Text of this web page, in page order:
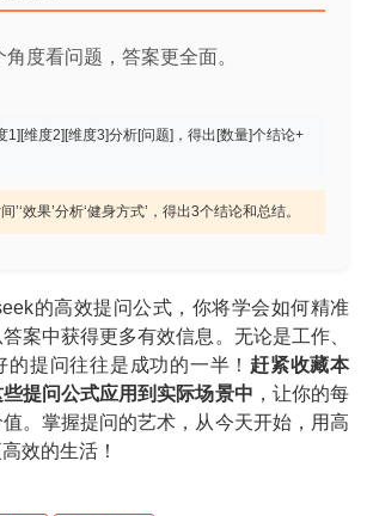
角度看问题，答案更全面。
1][维度2][维度3]分析[问题]，得出[数量]个结论+
’‘效果’分析‘健身方式’，得出3个结论和总结。
的高效提问公式，你将学会如何精准
案中获得更多有效信息。无论是工作、
提问往往是成功的一半！ 赶紧收藏本
提问公式应用到实际场景中 ，让你的每
。掌握提问的艺术，从今天开始，用高
效的生活！